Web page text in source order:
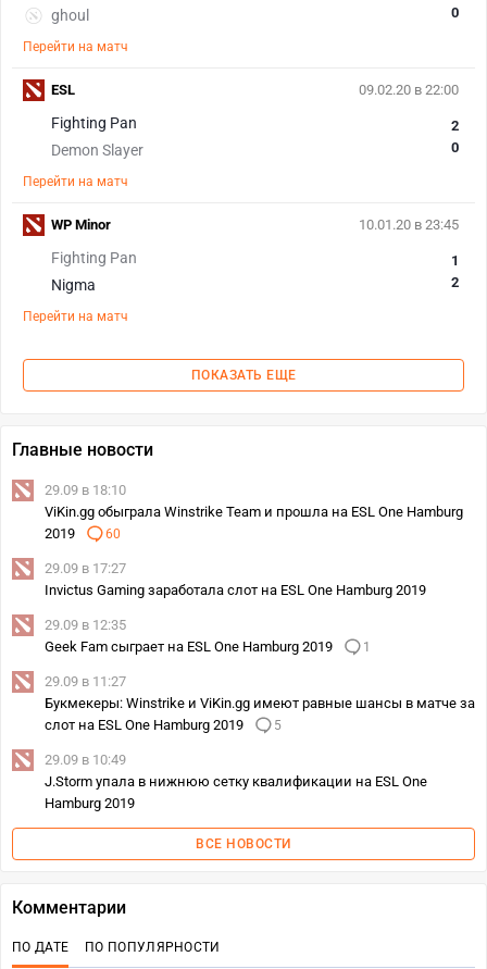
ghoul
0
Перейти на матч
09.02.20 в 22:00
Fighting Pan
Demon Slayer
2
0
Перейти на матч
ESL
10.01.20 в 23:45
Fighting Pan
Nigma
1
2
Перейти на матч
WP Minor
ПОКАЗАТЬ ЕЩЕ
Главные новости
29.09 в 18:10
ViKin.gg обыграла Winstrike Team и прошла на ESL One Hamburg
2019
60
29.09 в 17:27
Invictus Gaming заработала слот на ESL One Hamburg 2019
29.09 в 12:35
Geek Fam сыграет на ESL One Hamburg 2019
1
29.09 в 11:27
Букмекеры: Winstrike и ViKin.gg имеют равные шансы в матче за
слот на ESL One Hamburg 2019
5
29.09 в 10:49
J.Storm упала в нижнюю сетку квалификации на ESL One
Hamburg 2019
ВСЕ НОВОСТИ
Комментарии
ПО ДАТЕ ПО ПОПУЛЯРНОСТИ